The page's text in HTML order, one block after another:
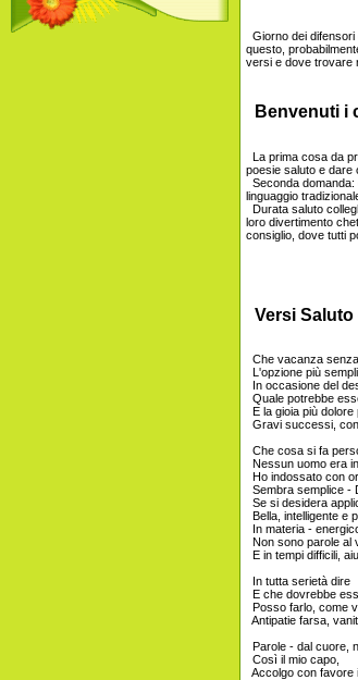
Giorno dei
questo,
versi e dove trovare
Benvenuti i
La prima cosa da
poesie saluto e dare
Seconda
linguaggio
Durata saluto
loro divertimento
consiglio, dove tutti
Versi
Che vacanza
L'opzione più
In occasione del
Quale potrebbe
E la gioia più dolore
Gravi successi,
Che cosa si fa
Nessun uomo era
Ho indossato con
Sembra semplice -
Se si desidera
Bella, intelligente e
In materia -
Non sono parole al
E in tempi difficili,
In tutta serietà dire
E che dovrebbe
Posso farlo, come
Antipatie farsa,
Parole - dal cuore,
Così il mio capo,
Accolgo con favore